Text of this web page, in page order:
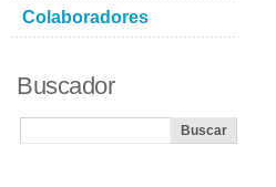
Colaboradores
Buscador